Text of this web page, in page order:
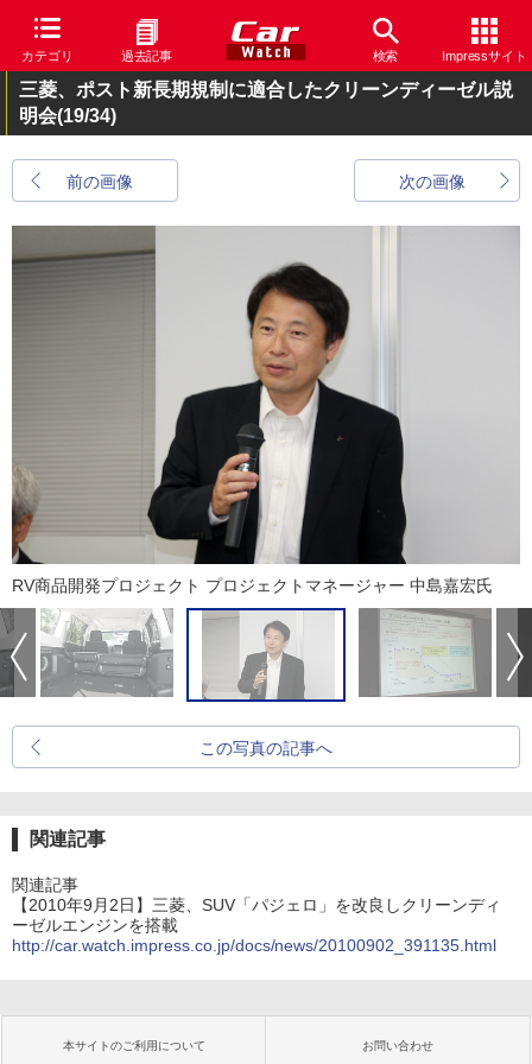
カテゴリ 過去記事 検索 Impressサイト
三菱、ポスト新長期規制に適合したクリーンディーゼル説
明会(19/34)
前の画像 次の画像
RV商品開発プロジェクト プロジェクトマネージャー 中島嘉宏氏
この写真の記事へ
関連記事
関連記事
【2010年9月2日】三菱、SUV「パジェロ」を改良しクリーンディ
ーゼルエンジンを搭載
http://car.watch.impress.co.jp/docs/news/20100902_391135.html
本サイトのご利用について お問い合わせ